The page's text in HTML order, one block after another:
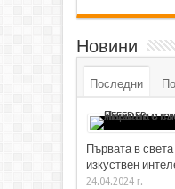
Новини
Последни
Първата в
изкуствен
24.04.2024 г.